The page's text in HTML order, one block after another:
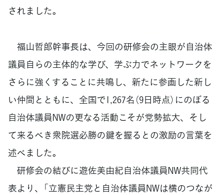
されました。
福山哲郎幹事長は、今回の研修会の主眼が自治体
議員自らの主体的な学び、学ぶ力でネットワークを
さらに強くすることに共鳴し、新たに参画した新し
い仲間とともに、全国で1,267名（9日時点）にのぼる
自治体議員NWの更なる活動こそが党勢拡大、そし
て来るべき衆院選必勝の鍵を握るとの激励の言葉を
述べました。
研修会の結びに遊佐美由紀自治体議員NW共同代
表より、「立憲民主党と自治体議員NWは横のつなが